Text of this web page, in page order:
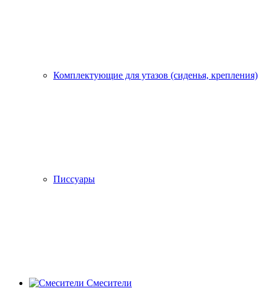
Комплектующие для утазов (сиденья, крепления)
Писсуары
Смесители